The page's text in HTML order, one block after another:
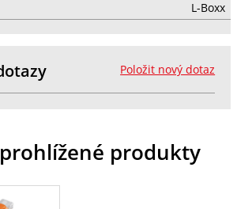
L-Boxx
Položit nový dotaz
produkty